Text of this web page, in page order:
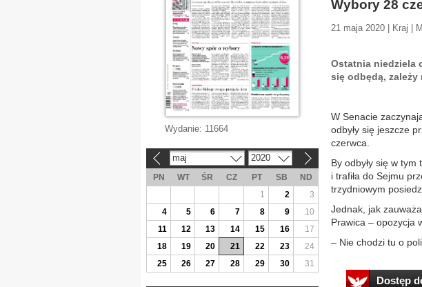
Wybory 28
21 maja 2020 | Kraj |
Ostatnia niedziela
się odbędą, zależy
W Senacie
odbyły się jeszcze
czerwca.
By odbyły się w
i trafiła do Sejmu
trzydniowym
Jednak, jak
Prawica – opozycja
– Nie chodzi tu o
Dostęp
Wydanie: 11664
maj 2020
PN WT ŚR CZ PT SB
ND
1
2
3
4
5 6 7 8 9
10
11
12 13 14 15 16
17
18
19 20 21 22 23
24
25
26 27 28 29 30 31